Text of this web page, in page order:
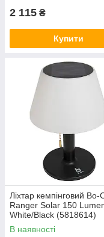
2 115 ₴
Купити
Ліхтар кемпінговий Bo-
Ranger Solar 150
White/Black (5818614)
В наявності